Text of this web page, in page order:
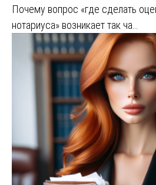
Почему вопрос «где сделать
нотариуса» возникает так ча…